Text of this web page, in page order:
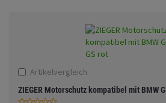
Artikelvergleich
ZIEGER Motorschutz kompatibel mit BMW